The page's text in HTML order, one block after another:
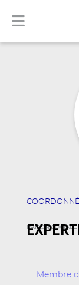
RAISON SOCIALE
Membre